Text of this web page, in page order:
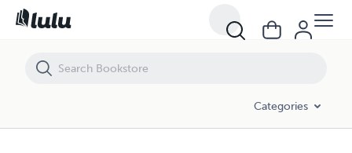
Categories
Regentschaft über die Völker